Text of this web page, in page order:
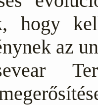
hogy
az